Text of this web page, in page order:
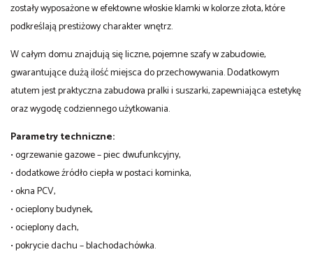
zostały wyposażone w efektowne włoskie klamki w kolorze złota, które
podkreślają prestiżowy charakter wnętrz.
W całym domu znajdują się liczne, pojemne szafy w zabudowie,
gwarantujące dużą ilość miejsca do przechowywania. Dodatkowym
atutem jest praktyczna zabudowa pralki i suszarki, zapewniająca estetykę
oraz wygodę codziennego użytkowania.
Parametry techniczne:
• ogrzewanie gazowe – piec dwufunkcyjny,
• dodatkowe źródło ciepła w postaci kominka,
• okna PCV,
• ocieplony budynek,
• ocieplony dach,
• pokrycie dachu – blachodachówka.